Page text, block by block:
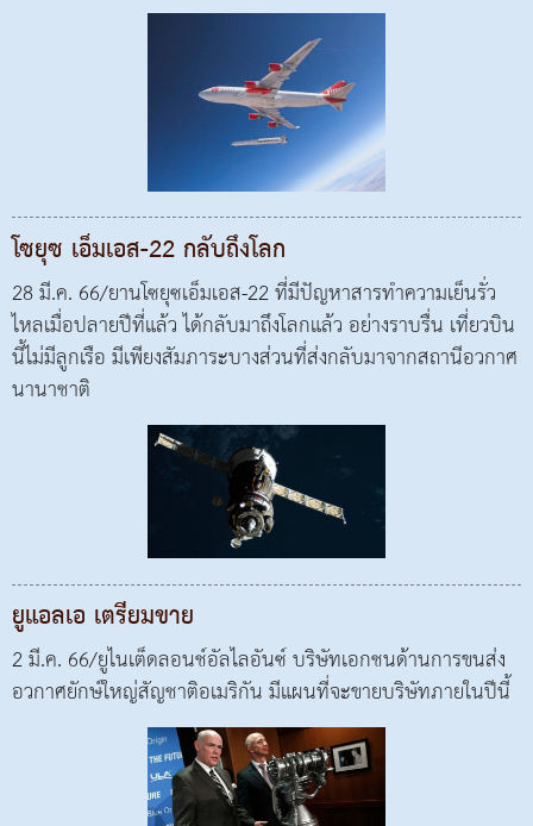
โซยุซ เอ็มเอส-22 กลับถึงโลก
28 มี.ค. 66/ยานโซยุซเอ็มเอส-22 ที่มีปัญหาสารทำความเย็นรั่ว
ไหลเมื่อปลายปีที่แล้ว ได้กลับมาถึงโลกแล้ว อย่างราบรื่น เที่ยวบิน
นี้ไม่มีลูกเรือ มีเพียงสัมภาระบางส่วนที่ส่งกลับมาจากสถานีอวกาศ
นานาชาติ
ยูแอลเอ เตรียมขาย
2 มี.ค. 66/ยูไนเต็ดลอนช์อัลไลอันซ์ บริษัทเอกชนด้านการขนส่ง
อวกาศยักษ์ใหญ่สัญชาติอเมริกัน มีแผนที่จะขายบริษัทภายในปีนี้